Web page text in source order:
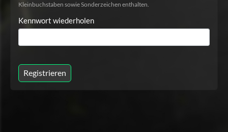
Kleinbuchstaben sowie Sonderzeichen enthalten.
Kennwort wiederholen
Registrieren